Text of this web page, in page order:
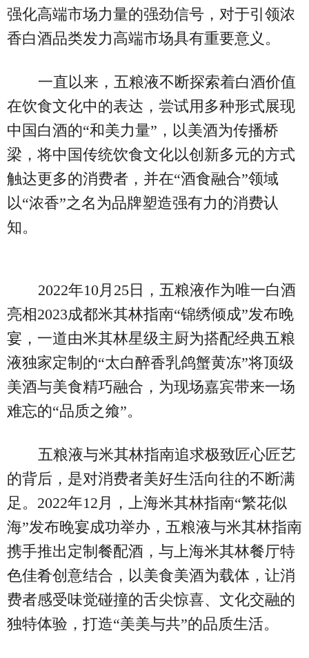
强化高端市场力量的强劲信号，对于引领浓
香白酒品类发力高端市场具有重要意义。
一直以来，五粮液不断探索着白酒价值
在饮食文化中的表达，尝试用多种形式展现
中国白酒的“和美力量”，以美酒为传播桥
梁，将中国传统饮食文化以创新多元的方式
触达更多的消费者，并在“酒食融合”领域
以“浓香”之名为品牌塑造强有力的消费认
知。
2022年10月25日，五粮液作为唯一白酒
亮相2023成都米其林指南“锦绣倾成”发布晚
宴，一道由米其林星级主厨为搭配经典五粮
液独家定制的“太白醉香乳鸽蟹黄冻”将顶级
美酒与美食精巧融合，为现场嘉宾带来一场
难忘的“品质之飨”。
五粮液与米其林指南追求极致匠心匠艺
的背后，是对消费者美好生活向往的不断满
足。2022年12月，上海米其林指南“繁花似
海”发布晚宴成功举办，五粮液与米其林指南
携手推出定制餐配酒，与上海米其林餐厅特
色佳肴创意结合，以美食美酒为载体，让消
费者感受味觉碰撞的舌尖惊喜、文化交融的
独特体验，打造“美美与共”的品质生活。